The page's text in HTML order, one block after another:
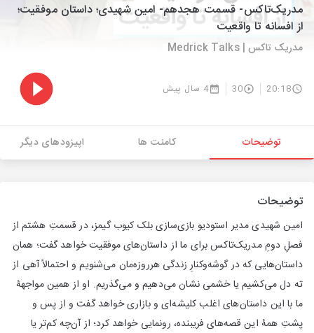
مدریک‌تاکس- قسمت هجدهم- امین شهیدی؛ داستان موفقیت؛
از افسانه تا واقعیت
مدریک تاکس | Medrick Talks
20:18
30 4 سال پیش
توضیحات کامنت ها اپیزودهای دیگر
توضیحات
امین شهیدی مدیر استودیو بازی‌سازی بلک کیوب گیمز، در قسمتِ هشتم از
فصلِ دومِ مدریک‌تاکس برای ما از داستان‌های موفقیت خواهد گفت؛ همان
داستان‌هایی که در گوشه‌وکنارِ زندگی هرروزه‌مان می‌شنویم و احتمالاً آهی از
ته دل می‌کشیم یا خشمی نشان می‌دهیم و می‌گذریم. او از همین مواجهۀ
ما با این داستان‌های اغلب کلیشه‌ای و بازاری خواهد گفت و از پس و
پشتِ همۀ این قصه‌های فریبنده، رونمایی خواهد کرد؛ از آن‌چه کم‌تر یا